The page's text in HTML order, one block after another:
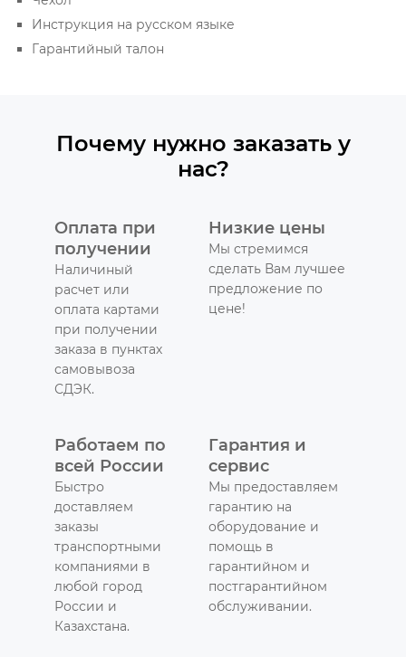
Инструкция на русском языке
Гарантийный талон
Почему нужно заказать у
нас?
Оплата при
получении
Наличиный
расчет или
оплата картами
при получении
заказа в пунктах
самовывоза
СДЭК.
Низкие цены
Мы стремимся
сделать Вам лучшее
предложение по
цене!
Работаем по
всей России
Быстро
доставляем
заказы
транспортными
компаниями в
любой город
России и
Казахстана.
Гарантия и
сервис
Мы предоставляем
гарантию на
оборудование и
помощь в
гарантийном и
постгарантийном
обслуживании.